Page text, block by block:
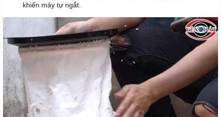
khiến máy tự ngắt.